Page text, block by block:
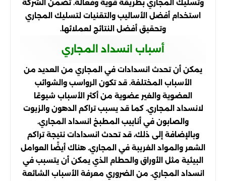
وتسليك المجاري بطريقة قوية وفعالة. تضمن الشركة
استخدام أفضل الأساليب والتقنيات لتسليك المجاري
وتحقيق أفضل النتائج لعملائها.
أسباب انسداد المجاري
يمكن أن تحدث انسدادات في المجاري من العديد من
الأسباب المختلفة. قد تكون الرواسب والشوائب
العضوية والغير عضوية من أكثر الأسباب شيوعًا
لانسداد المجاري. كما قد يسبب تراكم الدهون والزيوت
والصابون في أنابيب المطبخ انسداد المجاري.
وبالإضافة إلى ذلك، قد تحدث انسدادات نتيجة تراكم
الشعر والمواد الغريبة في المجاري. هناك أيضًا العوامل
البيئية مثل الأوراق والحطام الذي يمكن أن يتسبب في
انسداد المجاري. من الضروري معرفة الأسباب الشائعة